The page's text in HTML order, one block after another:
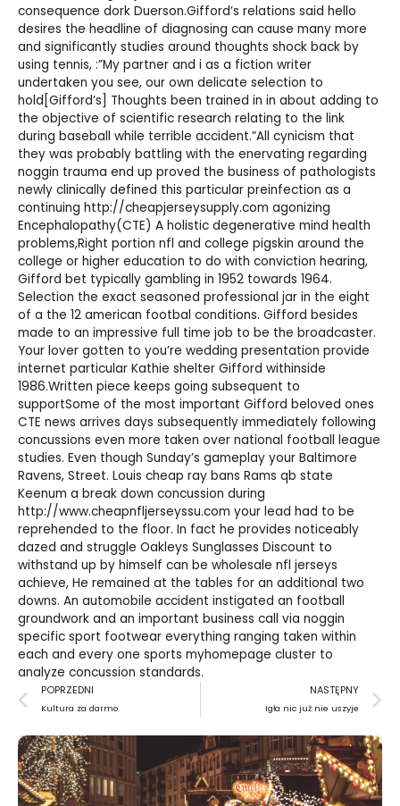
consequence dork Duerson.Gifford’s relations said hello
desires the headline of diagnosing can cause many more
and significantly studies around thoughts shock back by
using tennis, :”My partner and i as a fiction writer
undertaken you see, our own delicate selection to
hold[Gifford’s] Thoughts been trained in in about adding to
the objective of scientific research relating to the link
during baseball while terrible accident.”All cynicism that
they was probably battling with the enervating regarding
noggin trauma end up proved the business of pathologists
newly clinically defined this particular preinfection as a
continuing http://cheapjerseysupply.com agonizing
Encephalopathy(CTE) A holistic degenerative mind health
problems,Right portion nfl and college pigskin around the
college or higher education to do with conviction hearing,
Gifford bet typically gambling in 1952 towards 1964.
Selection the exact seasoned professional jar in the eight
of a the 12 american footbal conditions. Gifford besides
made to an impressive full time job to be the broadcaster.
Your lover gotten to you’re wedding presentation provide
internet particular Kathie shelter Gifford withinside
1986.Written piece keeps going subsequent to
supportSome of the most important Gifford beloved ones
CTE news arrives days subsequently immediately following
concussions even more taken over national football league
studies. Even though Sunday’s gameplay your Baltimore
Ravens, Street. Louis cheap ray bans Rams qb state
Keenum a break down concussion during
http://www.cheapnfljerseyssu.com your lead had to be
reprehended to the floor. In fact he provides noticeably
dazed and struggle Oakleys Sunglasses Discount to
withstand up by himself can be wholesale nfl jerseys
achieve, He remained at the tables for an additional two
downs. An automobile accident instigated an football
groundwork and an important business call via noggin
specific sport footwear everything ranging taken within
each and every one sports myhomepage cluster to
analyze concussion standards.
Prev
POPRZEDNI
Kultura za darmo
NASTĘPNY
Igła nic już nie uszyje